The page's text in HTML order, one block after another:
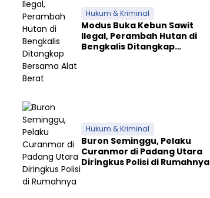
Hukum & Kriminal
Modus Buka Kebun Sawit
Ilegal, Perambah Hutan di
Bengkalis Ditangkap
Hukum & Kriminal
Buron Seminggu, Pelaku
Curanmor di Padang Utara
Diringkus Polisi di Rumahnya